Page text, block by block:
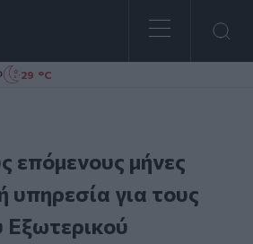
29 °C
επόμενους μήνες
υπηρεσία για τους
Εξωτερικού